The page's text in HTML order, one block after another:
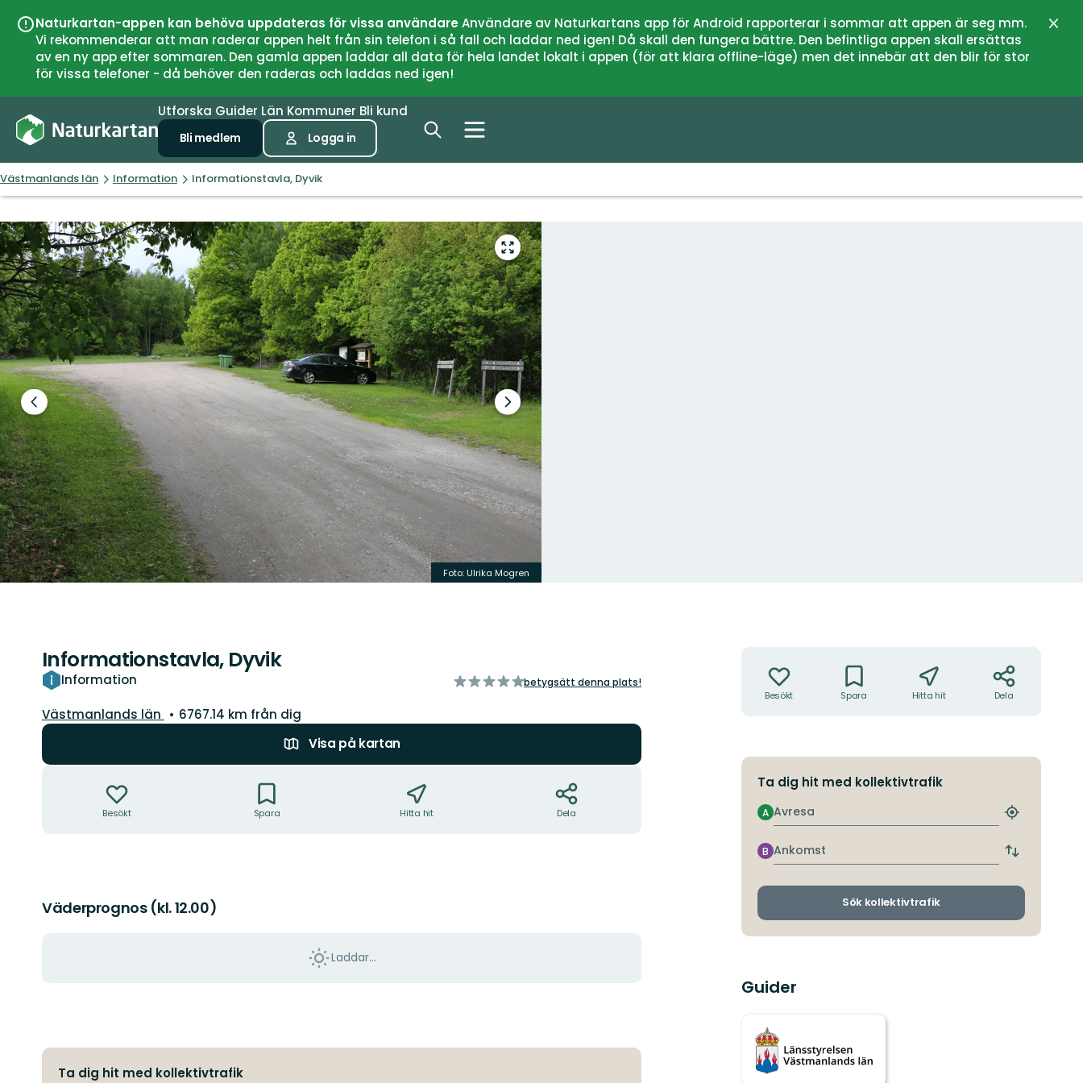
Naturkartan-appen kan behöva uppdateras för vissa användareAnvändare av Naturkartans app för Android rapporterar i sommar att appen är seg mm.
Vi rekommenderar att man raderar appen helt från sin telefon i så fall och laddar ned igen! Då skall den fungera bättre. Den befintliga appen skall ersättas
av en ny app efter sommaren. Den gamla appen laddar all data för hela landet lokalt i appen (för att klara offline-läge) men det innebär att den blir för stor
för vissa telefoner - då behöver den raderas och laddas ned igen!
Utforska Guider Län Kommuner Bli kund
Bli medlem Logga in
Västmanlands län Information Informationstavla, Dyvik
Gå
till
helskärmsläge
Föregående
bild
Nästa
bildspel
Foto: Ulrika Mogren
Informationstavla, Dyvik
Information
av
betygsätt denna plats!
Län:
Västmanlands län
6767.14 km från dig
Visa på kartan
Besökt Spara Hitta hit Dela
Väderprognos (kl. 12.00)
Laddar...
Ta dig hit med kollektivtrafik
Besökt Spara Hitta hit Dela
Ta dig hit med kollektivtrafik
Avresa
A
Hitta
hållplats
Ankomst
B
Byt
och
Sök kollektivtrafik
Guider